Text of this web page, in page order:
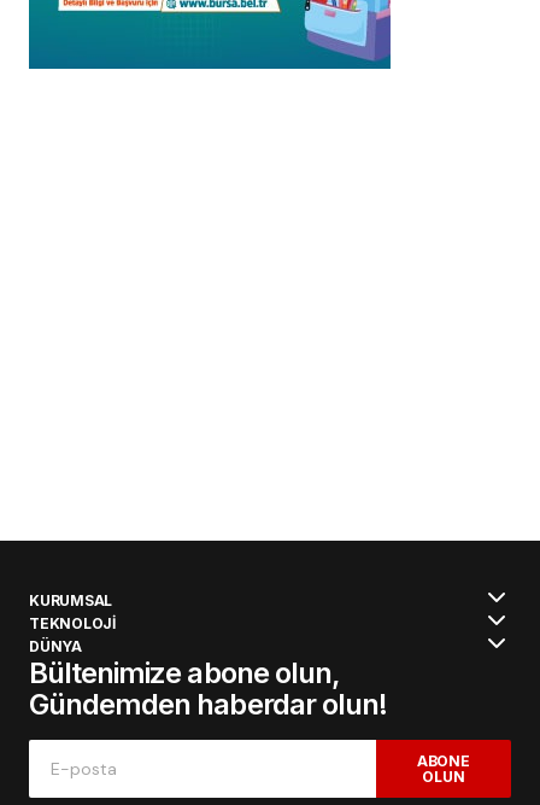
KURUMSAL
TEKNOLOJİ
DÜNYA
Bültenimize abone olun,
Gündemden haberdar olun!
ABONE
OLUN